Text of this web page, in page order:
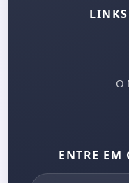
O
ENTRE EM